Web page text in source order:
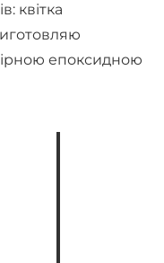
квітка
епоксидною